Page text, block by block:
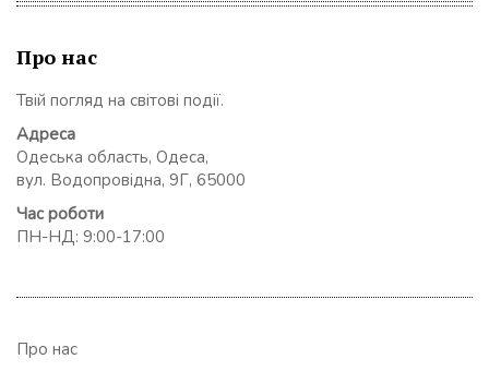
Про нас
Твій погляд на світові події.
Адреса
Одеська область, Одеса,
вул. Водопровідна, 9Г, 65000
Час роботи
ПН-НД: 9:00-17:00
Про нас